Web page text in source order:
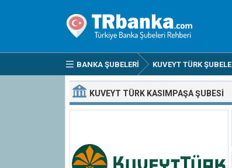
BANKA ŞUBELERI KUVEYT TÜRK
KUVEYT TÜRK KASIMPAŞA ŞUBESI